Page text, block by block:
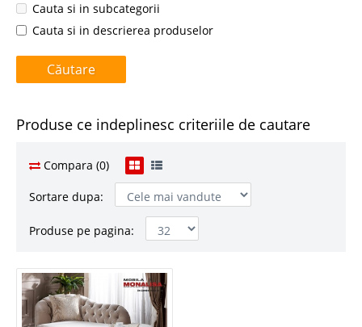
Cauta si in subcategorii
Cauta si in descrierea produselor
Produse ce indeplinesc criteriile de cautare
Compara (0)
Sortare dupa:
Produse pe pagina: